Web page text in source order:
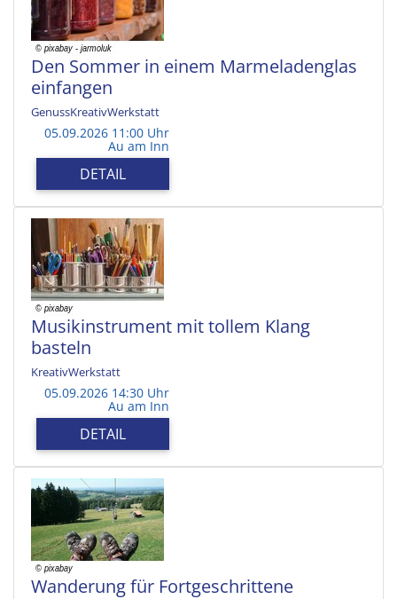
Den Sommer in einem Marmeladenglas
einfangen
GenussKreativWerkstatt
05.09.2026 11:00 Uhr
Au am Inn
DETAIL
Musikinstrument mit tollem Klang
basteln
KreativWerkstatt
05.09.2026 14:30 Uhr
Au am Inn
DETAIL
Wanderung für Fortgeschrittene